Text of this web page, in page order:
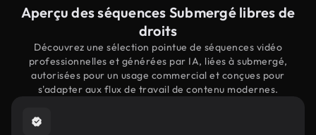
Aperçu des séquences Submergé libres de
droits
Découvrez une sélection pointue de séquences vidéo
professionnelles et générées par IA, liées à submergé,
autorisées pour un usage commercial et conçues pour
s'adapter aux flux de travail de contenu modernes.